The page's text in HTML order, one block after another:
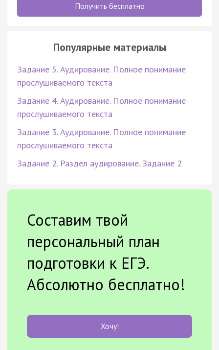
Получить бесплатно
Популярные материалы
Задание 5. Аудирование. Полное понимание
прослушиваемого текста
Задание 4. Аудирование. Полное понимание
прослушиваемого текста
Задание 3. Аудирование. Полное понимание
прослушиваемого текста
Задание 2. Раздел аудирование. Задание 2
Составим твой
персональный план
подготовки к ЕГЭ.
Абсолютно бесплатно!
Хочу!